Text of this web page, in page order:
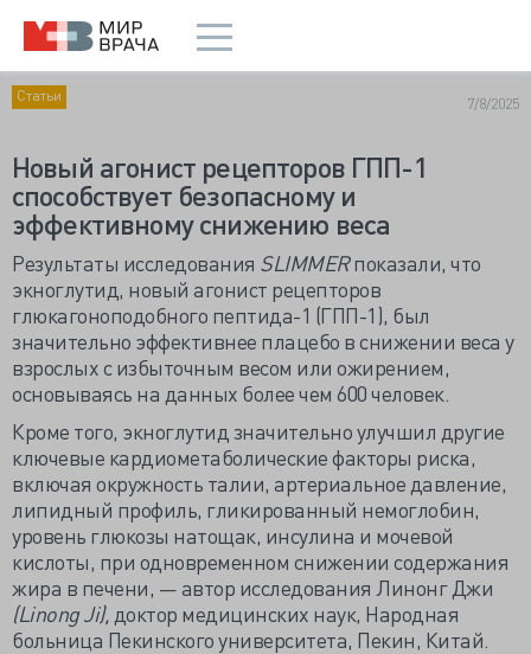
Статьи 7/8/2025
Новый агонист рецепторов ГПП-1
способствует безопасному и
эффективному снижению веса
Результаты исследования SLIMMERпоказали, что
экноглутид, новый агонист рецепторов
глюкагоноподобного пептида-1 (ГПП-1), был
значительно эффективнее плацебо в снижении веса у
взрослых с избыточным весом или ожирением,
основываясь на данных более чем 600 человек.
Кроме того, экноглутид значительно улучшил другие
ключевые кардиометаболические факторы риска,
включая окружность талии, артериальное давление,
липидный профиль, гликированный немоглобин,
уровень глюкозы натощак, инсулина и мочевой
кислоты, при одновременном снижении содержания
жира в печени, — автор исследования Линонг Джи
(Linong Ji), доктор медицинских наук, Народная
больница Пекинского университета, Пекин, Китай.